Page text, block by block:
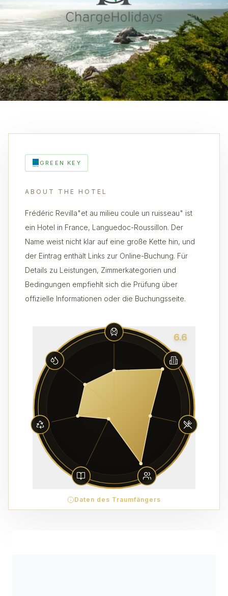
GREEN KEY
ABOUT THE HOTEL
Frédéric Revilla"et au milieu coule un ruisseau" ist
ein Hotel in France, Languedoc-Roussillon. Der
Name weist nicht klar auf eine große Kette hin, und
der Eintrag enthält Links zur Online-Buchung. Für
Details zu Leistungen, Zimmerkategorien und
Bedingungen empfiehlt sich die Prüfung über
offizielle Informationen oder die Buchungsseite.
6.6
Daten des Traumfängers